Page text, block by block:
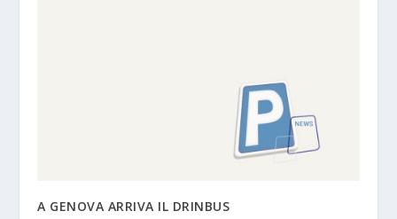
A GENOVA ARRIVA IL DRINBUS